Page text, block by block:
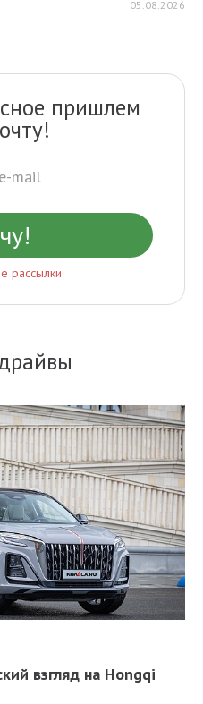
05.08.2026
пришлем
рассылки
взгляд на Hongqi